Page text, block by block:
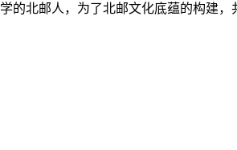
北邮人，为了北邮文化底蕴的构建，